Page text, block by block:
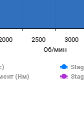
Об/мин
(Нм)
2500 3000